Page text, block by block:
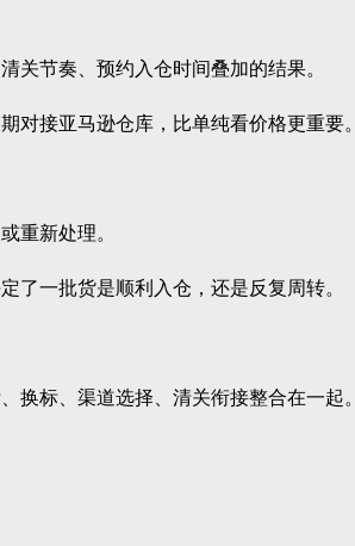
节奏、预约入仓时间叠加的结果。
接亚马逊仓库，比单纯看价格更重要。
重新处理。
一批货是顺利入仓，还是反复周转。
标、渠道选择、清关衔接整合在一起。